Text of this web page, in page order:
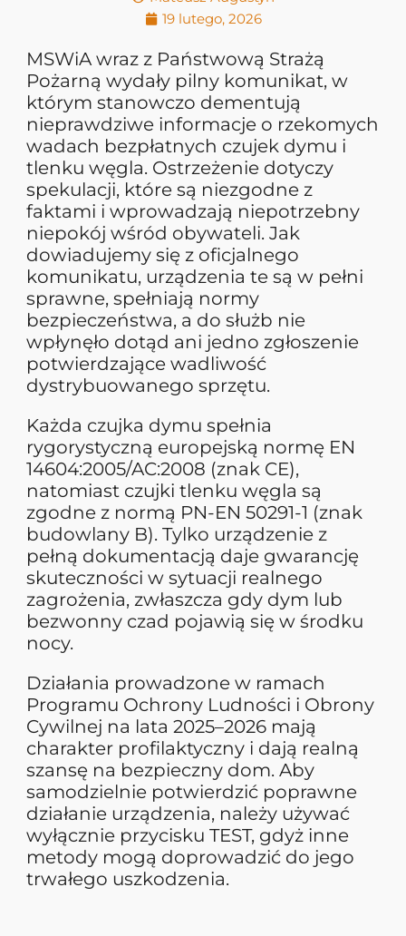
19 lutego, 2026
MSWiA wraz z Państwową Strażą
Pożarną wydały pilny komunikat, w
którym stanowczo dementują
nieprawdziwe informacje o rzekomych
wadach bezpłatnych czujek dymu i
tlenku węgla. Ostrzeżenie dotyczy
spekulacji, które są niezgodne z
faktami i wprowadzają niepotrzebny
niepokój wśród obywateli. Jak
dowiadujemy się z oficjalnego
komunikatu, urządzenia te są w pełni
sprawne, spełniają normy
bezpieczeństwa, a do służb nie
wpłynęło dotąd ani jedno zgłoszenie
potwierdzające wadliwość
dystrybuowanego sprzętu.
Każda czujka dymu spełnia
rygorystyczną europejską normę EN
14604:2005/AC:2008 (znak CE),
natomiast czujki tlenku węgla są
zgodne z normą PN-EN 50291-1 (znak
budowlany B). Tylko urządzenie z
pełną dokumentacją daje gwarancję
skuteczności w sytuacji realnego
zagrożenia, zwłaszcza gdy dym lub
bezwonny czad pojawią się w środku
nocy.
Działania prowadzone w ramach
Programu Ochrony Ludności i Obrony
Cywilnej na lata 2025–2026 mają
charakter profilaktyczny i dają realną
szansę na bezpieczny dom. Aby
samodzielnie potwierdzić poprawne
działanie urządzenia, należy używać
wyłącznie przycisku TEST, gdyż inne
metody mogą doprowadzić do jego
trwałego uszkodzenia.